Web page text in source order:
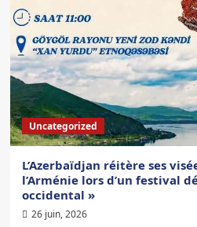
Uncategorized
L’Azerbaïdjan réitère ses
l’Arménie lors d’un festival
occidental »
26 juin, 2026